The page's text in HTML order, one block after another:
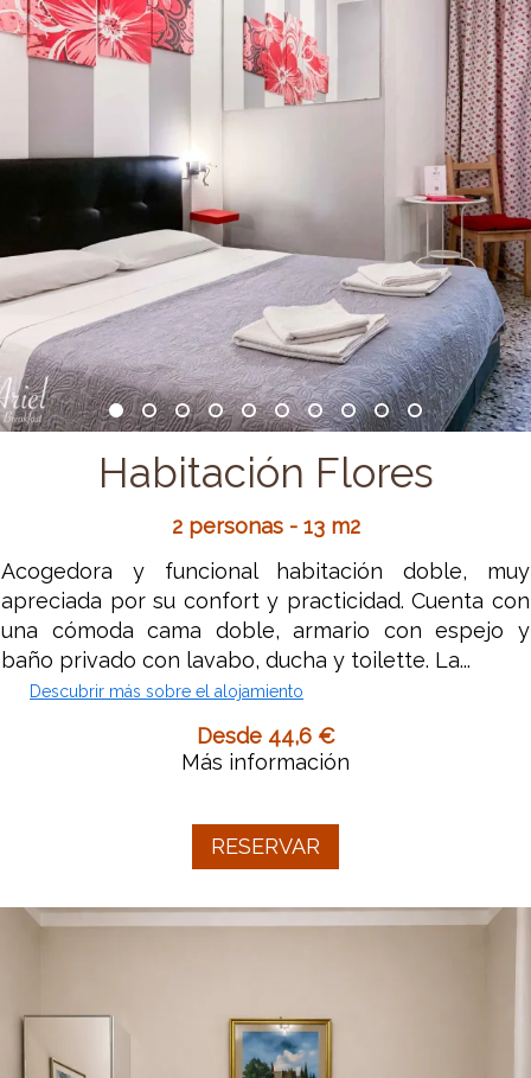
Habitación Flores
2 personas - 13 m2
Acogedora y funcional habitación doble, muy
apreciada por su confort y practicidad. Cuenta con
una cómoda cama doble, armario con espejo y
baño privado con lavabo, ducha y toilette. La...
Descubrir más sobre el alojamiento
Desde 44,6 €
Más información
RESERVAR